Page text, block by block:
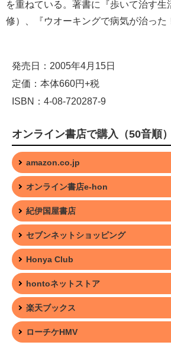
を重ねている。著書に『歩いて治す生
修）、『ウオーキングで病気が治った
発売日：2005年4月15日
定価：本体660円+税
ISBN：4-08-720287-9
オンライン書店で購入（50音順）
amazon.co.jp
オンライン書店e-hon
紀伊国屋書店
セブンネットショッピング
Honya Club
hontoネットストア
楽天ブックス
ローチケHMV